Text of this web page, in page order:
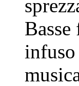
infuso